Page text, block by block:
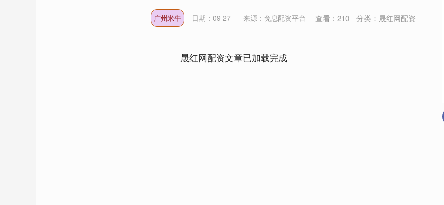
广州米牛 日期：09-27 来源：免息配资平台 查看：210 分类： 晟红网配资
晟红网配资文章已加载完成